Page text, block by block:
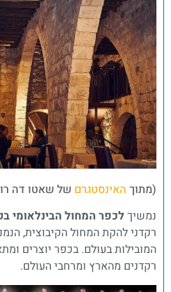
(מתוך האינסטגרם של שאטו דה
נמשיך לכפר המחול הבינלאומי
רקדני להקת המחול הקיבוצית,
רקדנים מהארץ ומרחבי העולם.